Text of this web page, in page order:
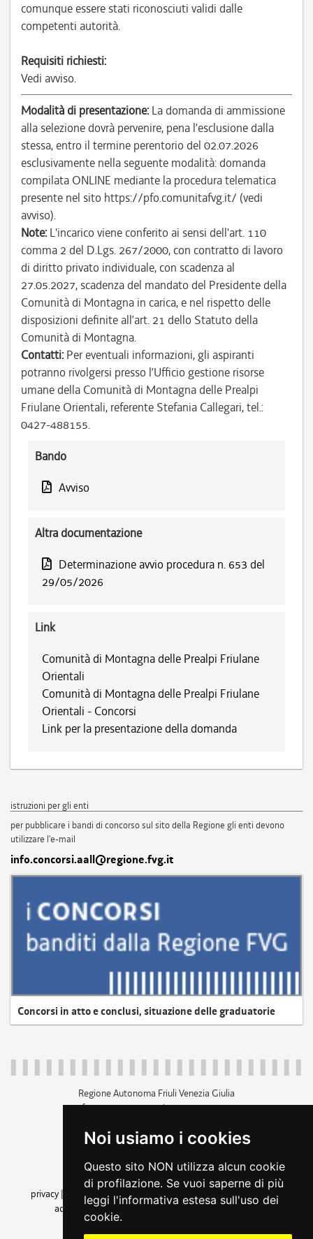
Noi usiamo i cookies
Questo sito NON utilizza alcun cookie
di profilazione. Se vuoi saperne di più
leggi l'informativa estesa sull'uso dei
cookie.
comunque essere stati riconosciuti validi dalle
competenti autorità.
Requisiti richiesti:
Vedi avviso.
Modalità di presentazione: La domanda di ammissione
alla selezione dovrà pervenire, pena l’esclusione dalla
stessa, entro il termine perentorio del 02.07.2026
esclusivamente nella seguente modalità: domanda
compilata ONLINE mediante la procedura telematica
presente nel sito https://pfo.comunitafvg.it/ (vedi
avviso).
Note: L'incarico viene conferito ai sensi dell'art. 110
comma 2 del D.Lgs. 267/2000, con contratto di lavoro
di diritto privato individuale, con scadenza al
27.05.2027, scadenza del mandato del Presidente della
Comunità di Montagna in carica, e nel rispetto delle
disposizioni definite all’art. 21 dello Statuto della
Comunità di Montagna.
Contatti: Per eventuali informazioni, gli aspiranti
potranno rivolgersi presso l’Ufficio gestione risorse
umane della Comunità di Montagna delle Prealpi
Friulane Orientali, referente Stefania Callegari, tel.:
0427-488155.
Bando
Avviso
Altra documentazione
Determinazione avvio procedura n. 653 del
29/05/2026
Link
Comunità di Montagna delle Prealpi Friulane
Orientali
Comunità di Montagna delle Prealpi Friulane
Orientali - Concorsi
Link per la presentazione della domanda
istruzioni per gli enti
per pubblicare i bandi di concorso sul sito della Regione gli enti devono
utilizzare l'e-mail
info.concorsi.aall@regione.fvg.it
Concorsi in atto e conclusi, situazione delle graduatorie
Regione Autonoma Friuli Venezia Giulia
c.f. 80014930327; p.iva 00526040324
+39 040 3771111
amministrazione trasparente
privacy
cookie |note legali accessibilità
dichiarazione di
accessibilità| feedback
cambio preferenze cookie